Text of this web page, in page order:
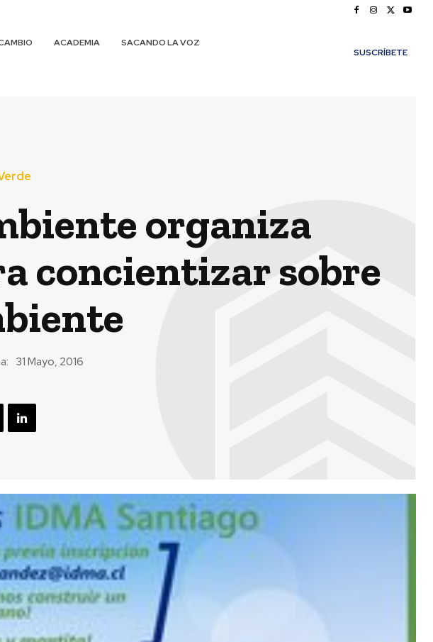
ACADEMIA
SACANDO LA VOZ
SUSCRÍBETE
organiza
concientizar sobre
31 Mayo, 2016